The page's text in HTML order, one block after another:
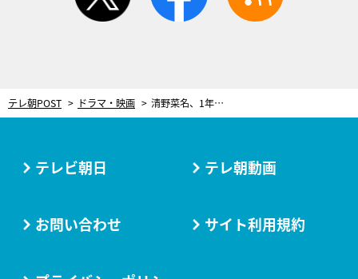
テレ朝POST ドラマ・映画 清野菜名、1年半ぶり地上波連続ドラマ！4月放送の新ドラマ枠『日曜の夜ぐらいは…』主演
テレビ朝日 テレ朝動画
お問い合わせ サイト利用規約